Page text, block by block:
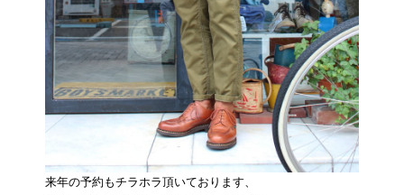
来年の予約もチラホラ頂いております、